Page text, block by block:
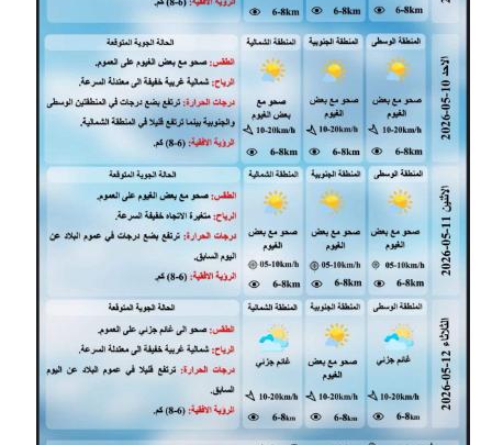
المرحلة المتوسطة
المرحلة الاعدادية
مرشحات
المرحلة الابتدائية
المرحلة المتوسطة
المرحلة الاعدادية
كتب مدرسية
المرحلة الابتدائية
المرحلة المتوسطة